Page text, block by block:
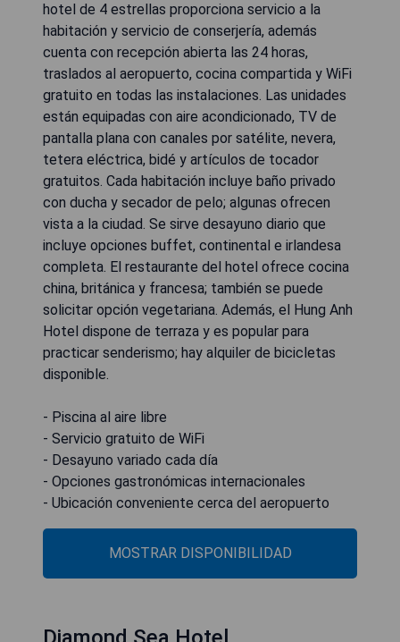
hotel de 4 estrellas proporciona servicio a la
habitación y servicio de conserjería, además
cuenta con recepción abierta las 24 horas,
traslados al aeropuerto, cocina compartida y WiFi
gratuito en todas las instalaciones. Las unidades
están equipadas con aire acondicionado, TV de
pantalla plana con canales por satélite, nevera,
tetera eléctrica, bidé y artículos de tocador
gratuitos. Cada habitación incluye baño privado
con ducha y secador de pelo; algunas ofrecen
vista a la ciudad. Se sirve desayuno diario que
incluye opciones buffet, continental e irlandesa
completa. El restaurante del hotel ofrece cocina
china, británica y francesa; también se puede
solicitar opción vegetariana. Además, el Hung Anh
Hotel dispone de terraza y es popular para
practicar senderismo; hay alquiler de bicicletas
disponible.
- Piscina al aire libre
- Servicio gratuito de WiFi
- Desayuno variado cada día
- Opciones gastronómicas internacionales
- Ubicación conveniente cerca del aeropuerto
MOSTRAR DISPONIBILIDAD